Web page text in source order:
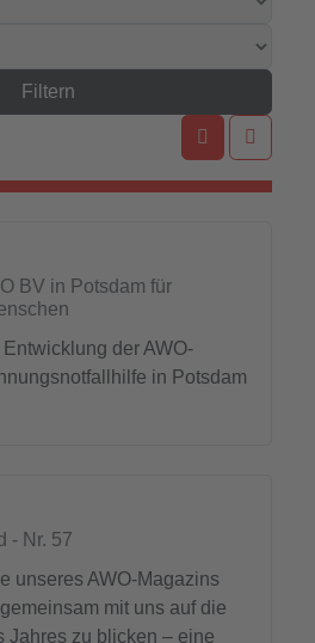
Filtern
BV in Potsdam für
der AWO-
in Potsdam
- Nr. 57
unseres AWO-Magazins
mit uns auf die
Jahres zu blicken – eine